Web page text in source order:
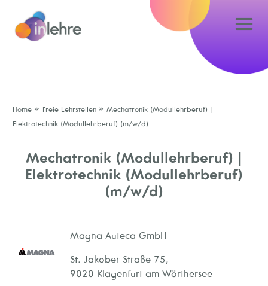
Home » Freie Lehrstellen » Mechatronik (Modullehrberuf) |
Elektrotechnik (Modullehrberuf) (m/w/d)
Mechatronik (Modullehrberuf) |
Elektrotechnik (Modullehrberuf)
(m/w/d)
Magna Auteca GmbH
St. Jakober Straße 75,
9020 Klagenfurt am Wörthersee